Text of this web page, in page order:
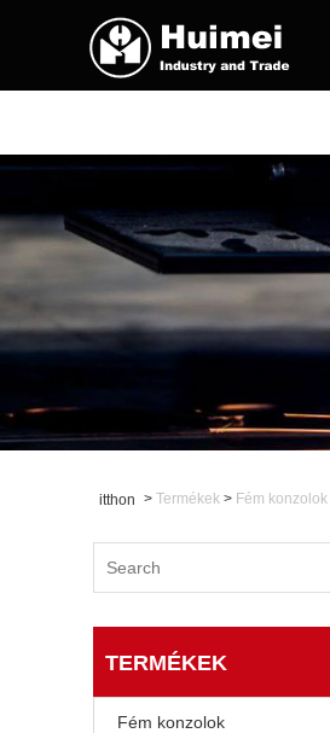
itthon > Termékek > Fém konzolok
TERMÉKEK
Fém konzolok